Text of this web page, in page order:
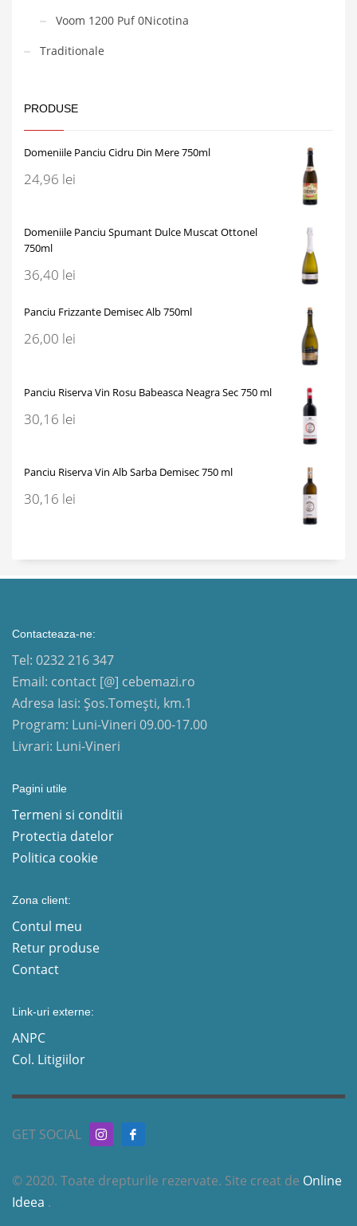
Voom 1200 Puf 0Nicotina
Traditionale
PRODUSE
Domeniile Panciu Cidru Din Mere 750ml
24,96 lei
Domeniile Panciu Spumant Dulce Muscat Ottonel
750ml
36,40 lei
Panciu Frizzante Demisec Alb 750ml
26,00 lei
Panciu Riserva Vin Rosu Babeasca Neagra Sec 750 ml
30,16 lei
Panciu Riserva Vin Alb Sarba Demisec 750 ml
30,16 lei
Contacteaza-ne:
Tel: 0232 216 347
Email: contact [@] cebemazi.ro
Adresa Iasi: Șos.Tomești, km.1
Program: Luni-Vineri 09.00-17.00
Livrari: Luni-Vineri
Pagini utile
Termeni si conditii
Protectia datelor
Politica cookie
Zona client:
Contul meu
Retur produse
Contact
Link-uri externe:
ANPC
Col. Litigiilor
GET SOCIAL
© 2020. Toate drepturile rezervate. Site creat de Online
Ideea .